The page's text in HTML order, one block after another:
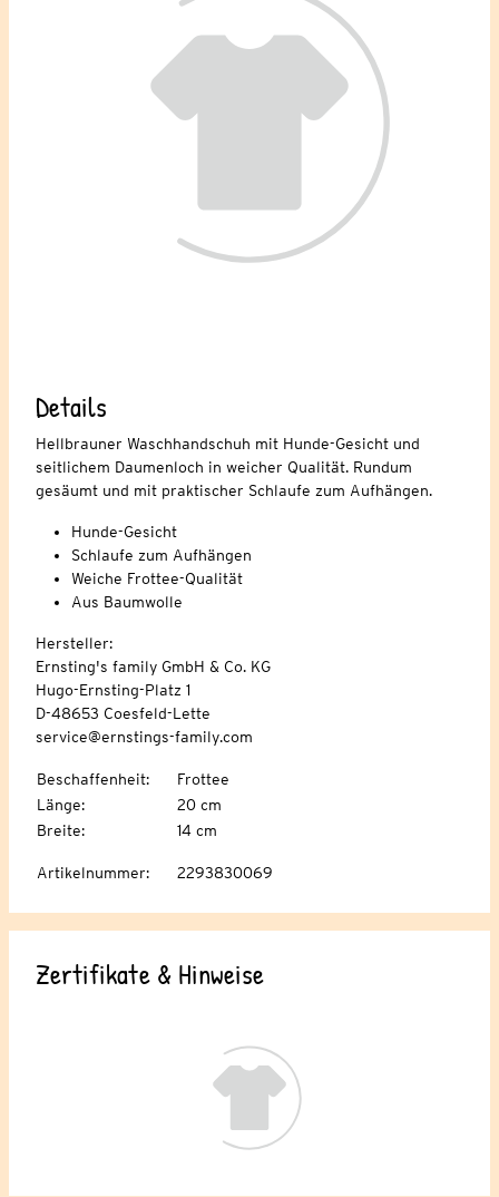
Details
Hellbrauner Waschhandschuh mit Hunde-Gesicht und
seitlichem Daumenloch in weicher Qualität. Rundum
gesäumt und mit praktischer Schlaufe zum Aufhängen.
Hunde-Gesicht
Schlaufe zum Aufhängen
Weiche Frottee-Qualität
Aus Baumwolle
Hersteller:
Ernsting's family GmbH & Co. KG
Hugo-Ernsting-Platz 1
D-48653 Coesfeld-Lette
service@ernstings-family.com
Beschaffenheit:
Frottee
Länge:
20 cm
Breite: 14 cm
Artikelnummer: 2293830069
Zertifikate & Hinweise